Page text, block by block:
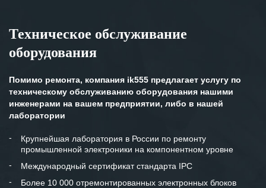
Особенно хочется отметить высокую
клиентоориентированность
готовность помочь в самых сложных
Мы высоко ценим сложившиеся
и доверительные партнерские
отношения и искренне желаем
«Инженерной компании «555» долгих
лет успеха и процветания.
Техническое обслуживание
оборудования
Помимо ремонта, компания ik555 предлагает услугу по
техническому обслуживанию оборудования нашими
инженерами на вашем предприятии, либо в нашей
лаборатории
Крупнейшая лаборатория в России по ремонту
промышленной электроники на компонентном уровне
Международный сертификат стандарта IPC
Более 10 000 отремонтированных электронных блоков